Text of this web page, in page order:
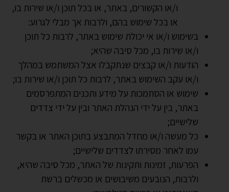
ו/או הקשורים, באתר, או בכל תוכן ו/או שירות בו,
או בכל שימוש בהם, ולרבות אך מבלי לגרוע:
בשימוש ו/או אי יכולת שימוש באתר, לרבות כל תוכן
ו/או שירות בו, מכל סיבה שהיא;
הודעות ו/או קבצים שנתקבלו אצל המשתמש במהלך
ו/או עקב השימוש באתר, לרבות כל תוכן ו/או שירות בו;
שימוש או הסתמכות על מידע ותכנים המתפרסמים
באתר, בין על ידי הנהלת האתר ובין על ידי צדדים
שלישיים;
כל מעשה ו/או מחדל המתבצע בתוכן האתר או בקשר
עמו לאחר מסירתו לצדדים שלישיים;
הפרעות, זמינות ותקינות של האתר, מכל סיבה שהיא,
ולרבות, הנובעים משיבושים או מכשלים ברשת